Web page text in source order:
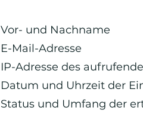
Vor- und Nachname
E-Mail-Adresse
IP-Adresse des
Datum und Uhrzeit der
Status und Umfang der